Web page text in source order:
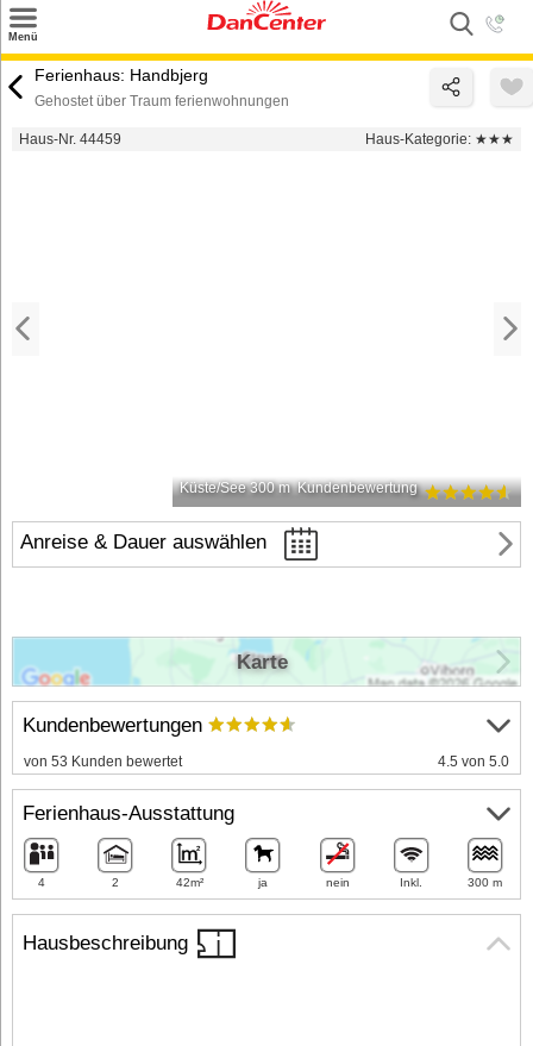
Menü
Suchen
Ferienhaus: Handbjerg
Gehostet über Traum ferienwohnungen
Haus-Nr. 44459 Haus-Kategorie: ★★★
Küste/See 300 m Kundenbewertung
Anreise & Dauer auswählen
Hausbeschreibung
Kundenbewertungen
von 53 Kunden bewertet 4.5 von 5.0
Ferienhaus-Ausstattung
4 2 42m² ja nein Inkl. 300 m
Karte